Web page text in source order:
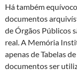
Há também
documentos
de Órgãos Públicos
real. A Memória
apenas de Tabelas
documentos ser